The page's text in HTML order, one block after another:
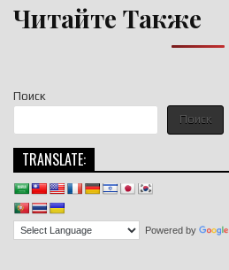
Поиск
Поиск
TRANSLATE:
Powered by
Читайте Также